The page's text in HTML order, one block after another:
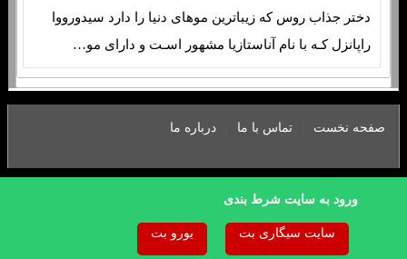
دختر جذاب روس که زیباترین موهای دنیا را دارد سیدورووا
راپانزل کـه با نام آناستازیا مشهور اسـت و دارای مو…
صفحه نخست | تماس با ما | درباره ما
ورود به سایت شرط بندی
سایت سیگاری بت یورو بت